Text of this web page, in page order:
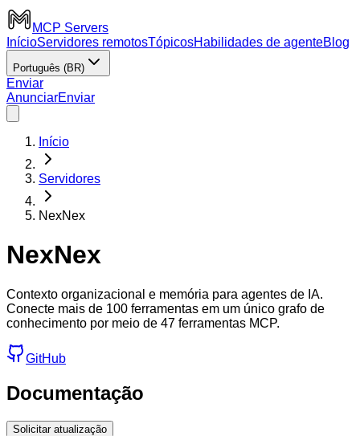
MCP Servers
InícioServidores remotosTópicosHabilidades de agenteBlog
Português (BR)
Enviar
AnunciarEnviar
Início
Servidores
NexNex
NexNex
Contexto organizacional e memória para agentes de IA.
Conecte mais de 100 ferramentas em um único grafo de
conhecimento por meio de 47 ferramentas MCP.
GitHub
Documentação
Solicitar atualização